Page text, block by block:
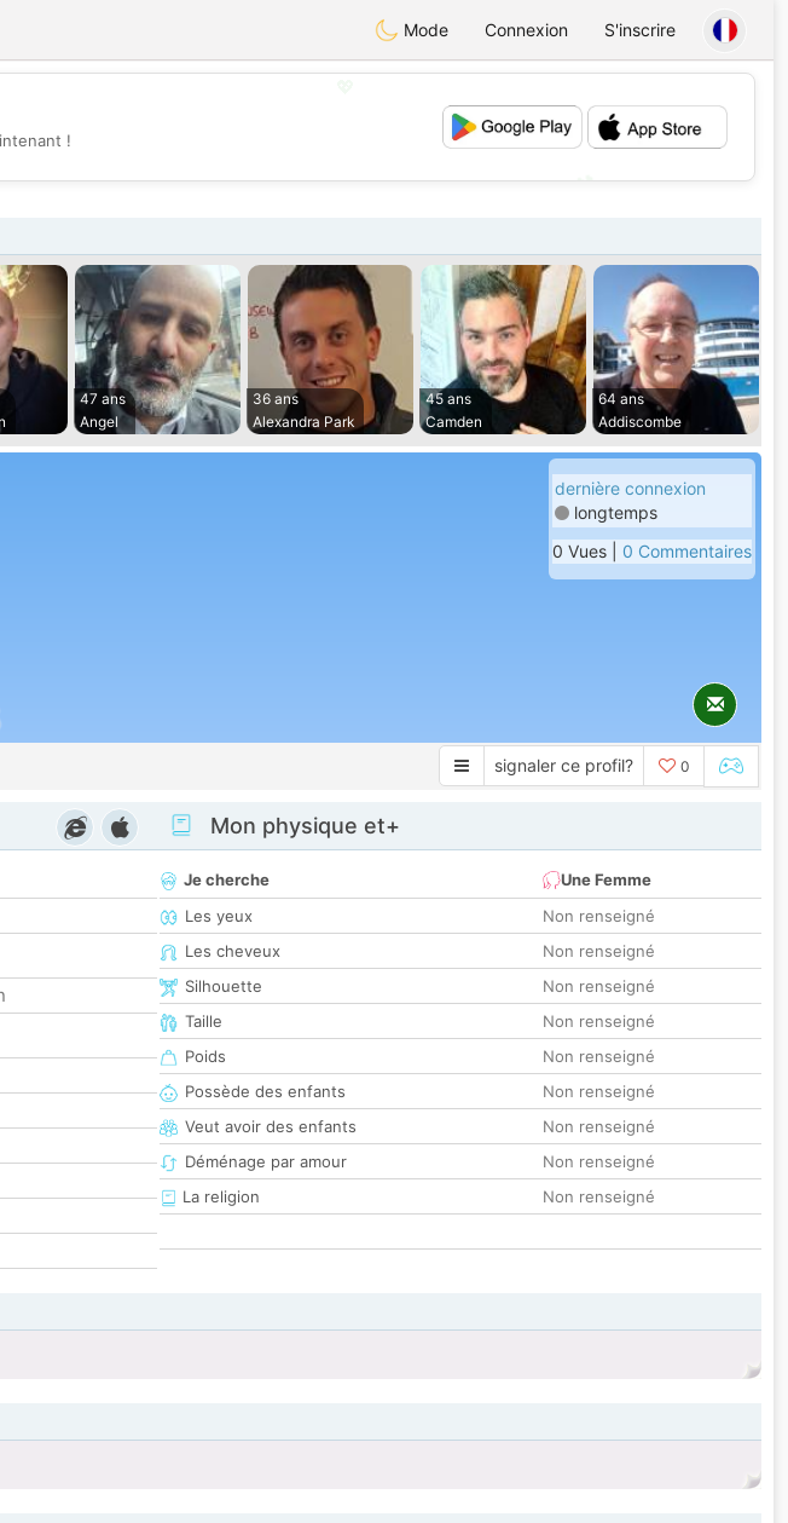
Mode Connexion S'inscrire
💕
!
47 ans
Angel
36 ans
Alexandra Park
45 ans
Camden
64 ans
Addiscombe
dernière connexion
longtemps
0 Vues | 0 Commentaires
signaler ce profil? 0
Mon physique et+
Je cherche
Une Femme
Les yeux
Non renseigné
Les cheveux
Non renseigné
Silhouette
Non renseigné
Taille
Non renseigné
Poids
Non renseigné
Possède des enfants
Non renseigné
Veut avoir des enfants
Non renseigné
Déménage par amour
Non renseigné
La religion
Non renseigné